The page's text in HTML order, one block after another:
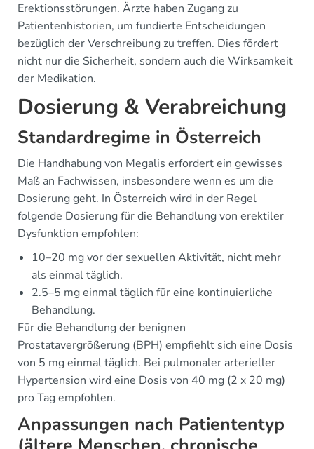
Erektionsstörungen. Ärzte haben Zugang zu
Patientenhistorien, um fundierte Entscheidungen
bezüglich der Verschreibung zu treffen. Dies fördert
nicht nur die Sicherheit, sondern auch die Wirksamkeit
der Medikation.
Dosierung & Verabreichung
Standardregime in Österreich
Die Handhabung von Megalis erfordert ein gewisses
Maß an Fachwissen, insbesondere wenn es um die
Dosierung geht. In Österreich wird in der Regel
folgende Dosierung für die Behandlung von erektiler
Dysfunktion empfohlen:
10–20 mg vor der sexuellen Aktivität, nicht mehr
als einmal täglich.
2.5–5 mg einmal täglich für eine kontinuierliche
Behandlung.
Für die Behandlung der benignen
Prostatavergrößerung (BPH) empfiehlt sich eine Dosis
von 5 mg einmal täglich. Bei pulmonaler arterieller
Hypertension wird eine Dosis von 40 mg (2 x 20 mg)
pro Tag empfohlen.
Anpassungen nach Patiententyp